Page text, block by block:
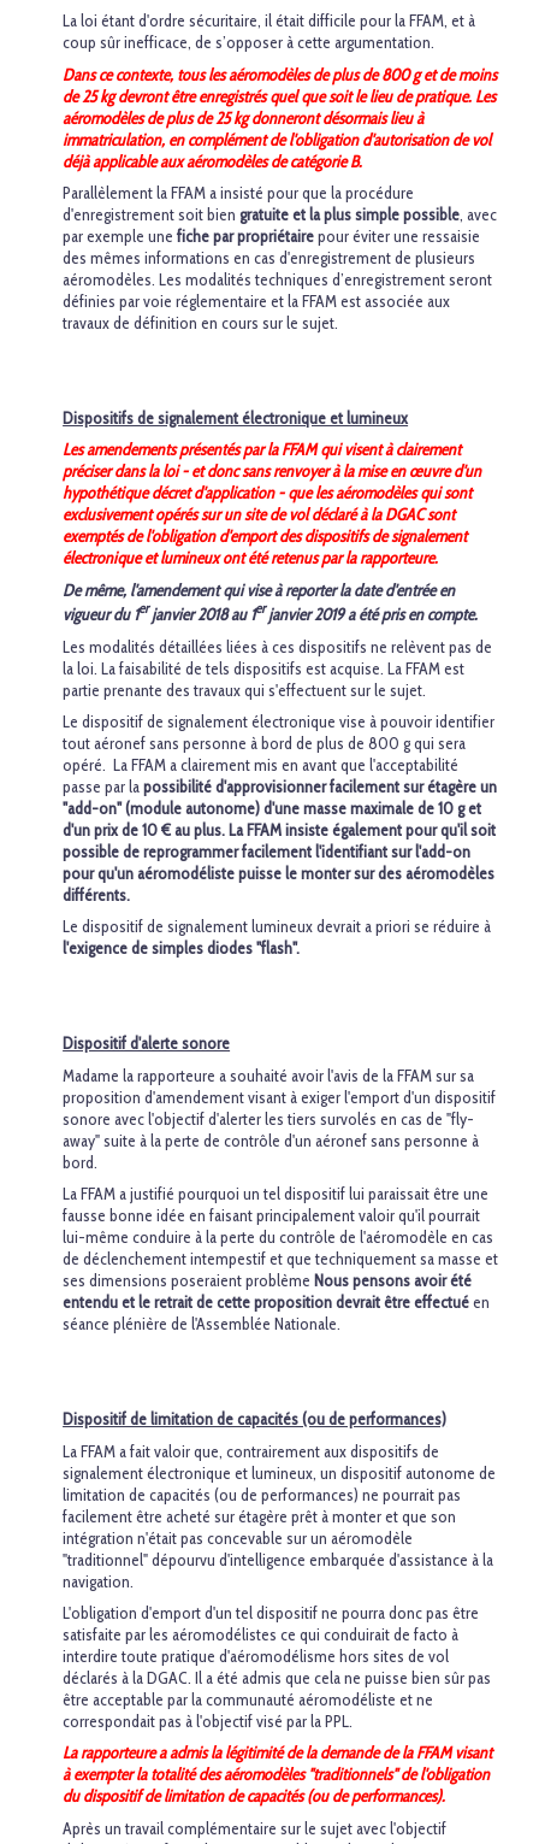
La loi étant d'ordre sécuritaire, il était difficile pour la FFAM, et à
coup sûr inefficace, de s’opposer à cette argumentation.
Dans ce contexte, tous les aéromodèles de plus de 800 g et de moins
de 25 kg devront être enregistrés quel que soit le lieu de pratique. Les
aéromodèles de plus de 25 kg donneront désormais lieu à
immatriculation, en complément de l'obligation d'autorisation de vol
déjà applicable aux aéromodèles de catégorie B.
Parallèlement la FFAM a insisté pour que la procédure
d'enregistrement soit biengratuite et la plus simple possible , avec
par exemple unefiche par propriétairepour éviter une ressaisie
des mêmes informations en cas d'enregistrement de plusieurs
aéromodèles. Les modalités techniques d’enregistrement seront
définies par voie réglementaire et la FFAM est associée aux
travaux de définition en cours sur le sujet.
Dispositifs de signalement électronique et lumineux
Les amendements présentés par la FFAM qui visent à clairement
préciser dans la loi - et donc sans renvoyer à la mise en œuvre d'un
hypothétique décret d'application - que les aéromodèles qui sont
exclusivement opérés sur un site de vol déclaré à la DGAC sont
exemptés de l'obligation d'emport des dispositifs de signalement
électronique et lumineuxont été retenus par la rapporteure.
De même, l'amendement qui vise à reporter la date d'entrée en
vigueur du 1erjanvier 2018 au 1erjanvier 2019 a été pris en compte.
Les modalités détaillées liées à ces dispositifs ne relèvent pas de
la loi. La faisabilité de tels dispositifs est acquise. La FFAM est
partie prenante des travaux qui s'effectuent sur le sujet.
Le dispositif de signalement électronique vise à pouvoir identifier
tout aéronef sans personne à bord de plus de 800 g qui sera
opéré. La FFAM a clairement mis en avant que l'acceptabilité
passe par lapossibilité d'approvisionner facilement sur étagère un
"add-on" (module autonome) d'une masse maximale de 10 g et
d'un prix de 10 € au plus. La FFAM insiste également pour qu'il soit
possible de reprogrammer facilement l'identifiant sur l'add-on
pour qu'un aéromodéliste puisse le monter sur des aéromodèles
différents.
Le dispositif de signalement lumineux devrait a priori se réduire à
l'exigence de simples diodes "flash".
Dispositif d'alerte sonore
Madame la rapporteure a souhaité avoir l'avis de la FFAM sur sa
proposition d'amendement visant à exiger l'emport d'un dispositif
sonore avec l'objectif d'alerter les tiers survolés en cas de "fly-
away" suite à la perte de contrôle d'un aéronef sans personne à
bord.
La FFAM a justifié pourquoi un tel dispositif lui paraissait être une
fausse bonne idée en faisant principalement valoir qu'il pourrait
lui-même conduire à la perte du contrôle de l'aéromodèle en cas
de déclenchement intempestif et que techniquement sa masse et
ses dimensions poseraient problème Nous pensons avoir été
entendu et le retrait de cette proposition devrait être effectuéen
séance plénière de l'Assemblée Nationale.
Dispositif de limitation de capacités (ou de performances)
La FFAM a fait valoir que, contrairement aux dispositifs de
signalement électronique et lumineux, un dispositif autonome de
limitation de capacités (ou de performances) ne pourrait pas
facilement être acheté sur étagère prêt à monter et que son
intégration n'était pas concevable sur un aéromodèle
"traditionnel" dépourvu d'intelligence embarquée d'assistance à la
navigation.
L'obligation d'emport d'un tel dispositif ne pourra donc pas être
satisfaite par les aéromodélistes ce qui conduirait de facto à
interdire toute pratique d'aéromodélisme hors sites de vol
déclarés à la DGAC. Il a été admis que cela ne puisse bien sûr pas
être acceptable par la communauté aéromodéliste et ne
correspondait pas à l'objectif visé par la PPL.
La rapporteure a admis la légitimité de la demande de la FFAM visant
à exempter la totalité des aéromodèles "traditionnels" de l'obligation
du dispositif de limitation de capacités (ou de performances).
Après un travail complémentaire sur le sujet avec l'objectif